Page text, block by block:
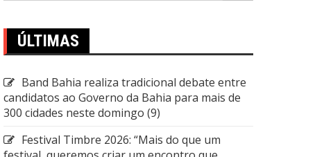
ÚLTIMAS
Band Bahia realiza tradicional debate entre
candidatos ao Governo da Bahia para mais de
300 cidades neste domingo (9)
Festival Timbre 2026: “Mais do que um